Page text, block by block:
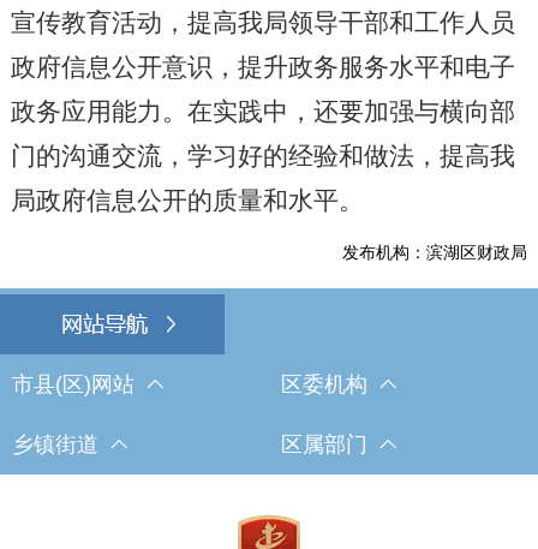
宣传教育活动，提高我局领导干部和工作人员
政府信息公开意识，提升政务服务水平和电子
政务应用能力。在实践中，还要加强与横向部
门的沟通交流，学习好的经验和做法，提高我
局政府信息公开的质量和水平。
发布机构：滨湖区财政局
市县(区)网站 区委机构
乡镇街道 区属部门